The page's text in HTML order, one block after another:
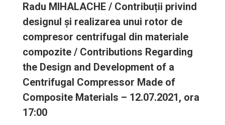
Radu MIHALACHE / Contribuții privind
designul și realizarea unui rotor de
compresor centrifugal din materiale
compozite / Contributions Regarding
the Design and Development of a
Centrifugal Compressor Made of
Composite Materials – 12.07.2021, ora
17:00